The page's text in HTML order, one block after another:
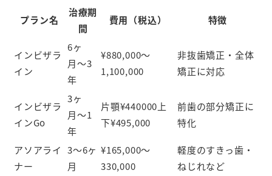
プラン名
治療期
間
費用（税込） 特徴
インビザラ
イン
6ヶ
月〜3
年
¥880,000〜
1,100,000
非抜歯矯正・全体
矯正に対応
インビザラ
インGo
3ヶ
月〜1
年
片顎¥440000上
下¥495,000
前歯の部分矯正に
特化
アソアライ
ナー
3〜6ヶ
月
¥165,000〜
330,000
軽度のすきっ歯・
ねじれなど